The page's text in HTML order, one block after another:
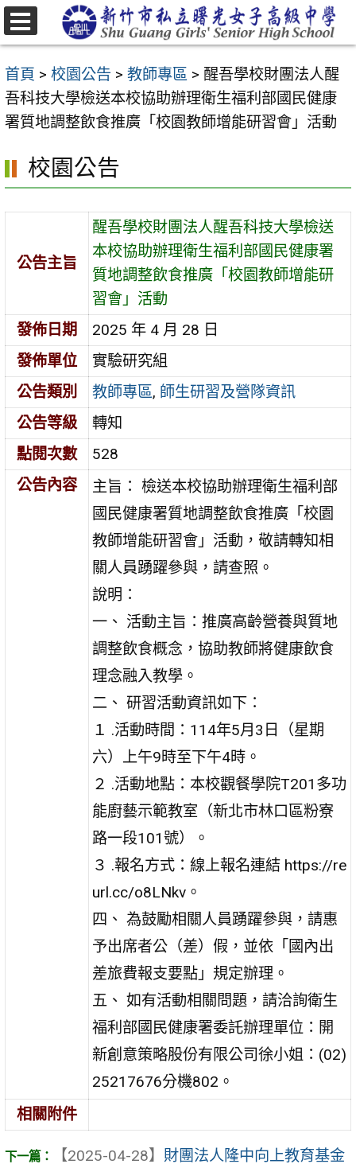
跳
至
要
內
容
首頁 > 校園公告 > 教師專區 > 醒吾學校財團法人醒
吾科技大學檢送本校協助辦理衛生福利部國民健康
署質地調整飲食推廣「校園教師增能研習會」活動
校園公告
公告主旨
醒吾學校財團法人醒吾科技大學檢送
本校協助辦理衛生福利部國民健康署
質地調整飲食推廣「校園教師增能研
習會」活動
發佈日期
2025 年 4 月 28 日
發佈單位
實驗研究組
公告類別
教師專區, 師生研習及營隊資訊
公告等級
轉知
點閱次數
528
公告內容
主旨： 檢送本校協助辦理衛生福利部
國民健康署質地調整飲食推廣「校園
教師增能研習會」活動，敬請轉知相
關人員踴躍參與，請查照。
說明：
一、 活動主旨：推廣高齡營養與質地
調整飲食概念，協助教師將健康飲食
理念融入教學。
二、 研習活動資訊如下：
１ .活動時間：114年5月3日（星期
六）上午9時至下午4時。
２ .活動地點：本校觀餐學院T201多功
能廚藝示範教室（新北市林口區粉寮
路一段101號）。
３ .報名方式：線上報名連結 https://re
url.cc/o8LNkv。
四、 為鼓勵相關人員踴躍參與，請惠
予出席者公（差）假，並依「國內出
差旅費報支要點」規定辦理。
五、 如有活動相關問題，請洽詢衛生
福利部國民健康署委託辦理單位：開
新創意策略股份有限公司徐小姐：(02)
25217676分機802。
相關附件
【2025-04-28】 財團法人隆中向上教育基金
選
單